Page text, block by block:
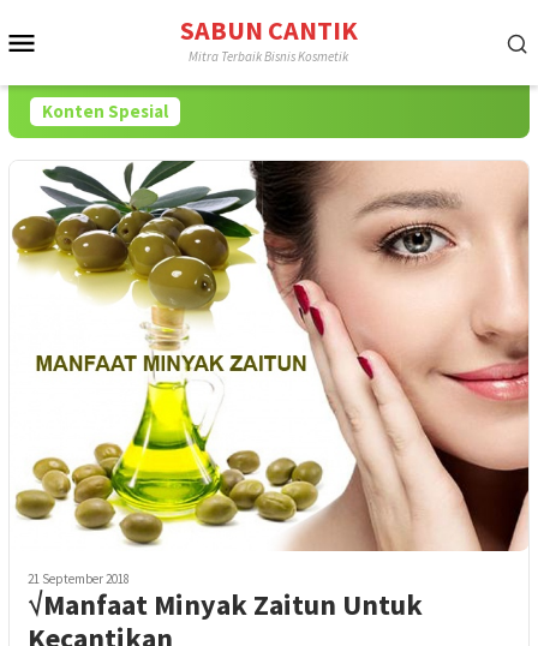
ke
SABUN CANTIK
Mitra Terbaik Bisnis Kosmetik
Konten Spesial
21 September 2018
√Manfaat Minyak Zaitun Untuk
Kecantikan